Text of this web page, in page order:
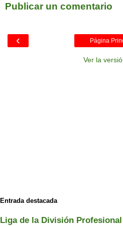
Publicar un comentario
‹ Página
Ver la
Entrada destacada
Liga de la División